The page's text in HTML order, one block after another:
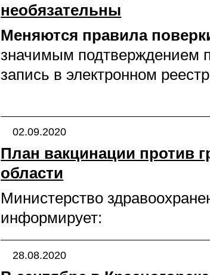
необязательны
Меняются правила
значимым подтверждением
запись в электронном
02.09.2020
План вакцинации против
области
Министерство
информирует:
28.08.2020